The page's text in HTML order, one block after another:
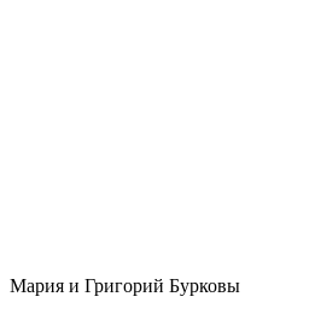
Мария и Григорий Бурковы